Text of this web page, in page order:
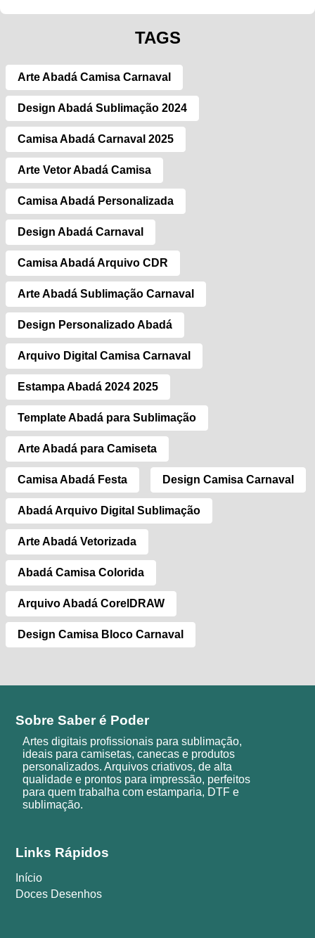
TAGS
Arte Abadá Camisa Carnaval
Design Abadá Sublimação 2024
Camisa Abadá Carnaval 2025
Arte Vetor Abadá Camisa
Camisa Abadá Personalizada
Design Abadá Carnaval
Camisa Abadá Arquivo CDR
Arte Abadá Sublimação Carnaval
Design Personalizado Abadá
Arquivo Digital Camisa Carnaval
Estampa Abadá 2024 2025
Template Abadá para Sublimação
Arte Abadá para Camiseta
Camisa Abadá Festa Design Camisa Carnaval
Abadá Arquivo Digital Sublimação
Arte Abadá Vetorizada
Abadá Camisa Colorida
Arquivo Abadá CorelDRAW
Design Camisa Bloco Carnaval
Sobre Saber é Poder
Artes digitais profissionais para sublimação,
ideais para camisetas, canecas e produtos
personalizados. Arquivos criativos, de alta
qualidade e prontos para impressão, perfeitos
para quem trabalha com estamparia, DTF e
sublimação.
Links Rápidos
Início
Doces Desenhos